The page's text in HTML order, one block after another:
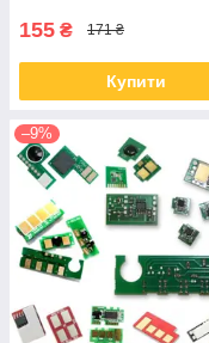
155 ₴ 171 ₴
Купити
–9%